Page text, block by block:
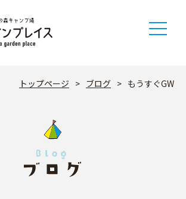
トップページ > ブログ > もうすぐGW